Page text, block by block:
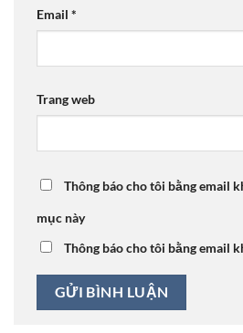
Email *
Trang web
Thông báo cho tôi bằng email
mục này
Thông báo cho tôi bằng email